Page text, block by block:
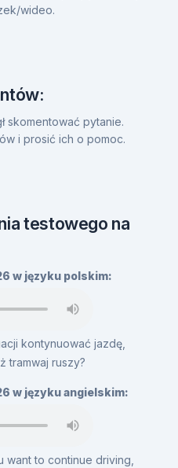
wideo.
skomentować pytanie.
i prosić ich o pomoc.
testowego na
w języku polskim:
kontynuować jazdę,
tramwaj ruszy?
w języku angielskim:
want to continue driving,